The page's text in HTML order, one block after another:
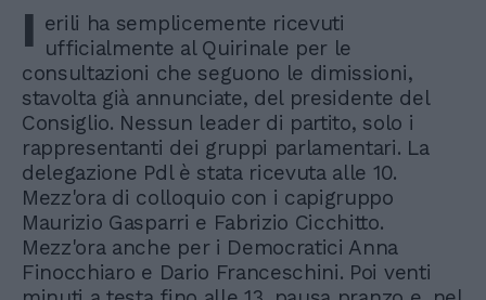
I erili ha semplicemente ricevuti
ufficialmente al Quirinale per le
consultazioni che seguono le dimissioni,
stavolta già annunciate, del presidente del
Consiglio. Nessun leader di partito, solo i
rappresentanti dei gruppi parlamentari. La
delegazione Pdl è stata ricevuta alle 10.
Mezz'ora di colloquio con i capigruppo
Maurizio Gasparri e Fabrizio Cicchitto.
Mezz'ora anche per i Democratici Anna
Finocchiaro e Dario Franceschini. Poi venti